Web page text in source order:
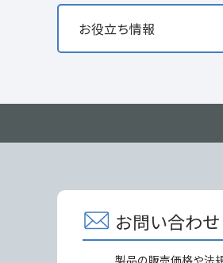
お役立ち情報
お問い合わせ
製品の販売価格や法